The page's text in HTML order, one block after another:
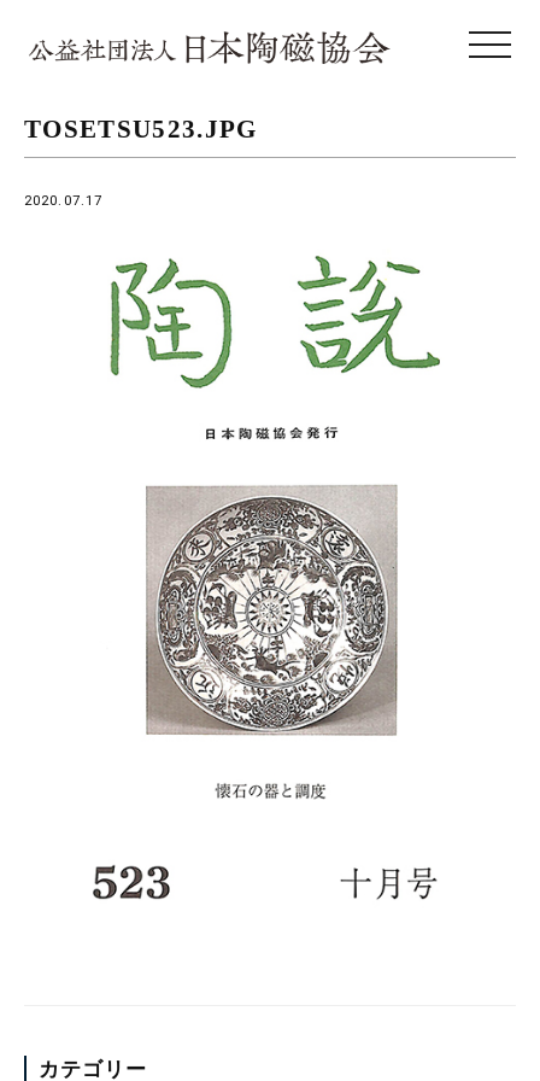
toggle
TOSETSU523.JPG
2020.07.17
カテゴリー